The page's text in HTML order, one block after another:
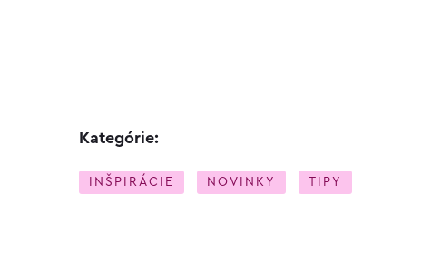
Kategórie:
INŠPIRÁCIE NOVINKY TIPY